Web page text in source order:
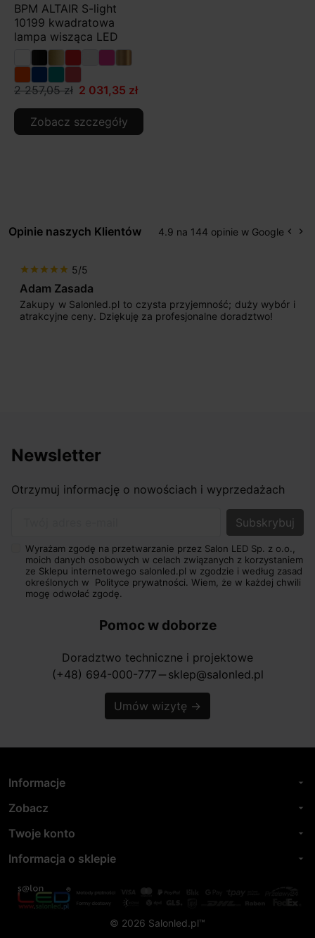
BPM ALTAIR S-light
10199 kwadratowa
lampa wisząca LED
2 257,05 zł 2 031,35 zł
Zobacz szczegóły
Opinie naszych Klientów 4.9 na 144 opinie w Google keyboard_arrow_left keyboard_arrow_right
star star star star star 5/5
Adam Zasada
Zakupy w Salonled.pl to czysta przyjemność; duży wybór i
atrakcyjne ceny. Dziękuję za profesjonalne doradztwo!
Newsletter
Otrzymuj informację o nowościach i wyprzedażach
Wyrażam zgodę na przetwarzanie przez Salon LED Sp. z o.o.,
moich danych osobowych w celach związanych z korzystaniem
ze Sklepu internetowego salonled.pl w zgodzie i według zasad
określonych w Polityce prywatności. Wiem, że w każdej chwili
mogę odwołać zgodę.
Pomoc w doborze
Doradztwo techniczne i projektowe
(+48) 694-000-777 horizontal_rule sklep@salonled.pl
Umów wizytę →
Informacje arrow_drop_down
Zobacz arrow_drop_down
Twoje konto arrow_drop_down
Informacja o sklepie arrow_drop_down
© 2026 Salonled.pl™